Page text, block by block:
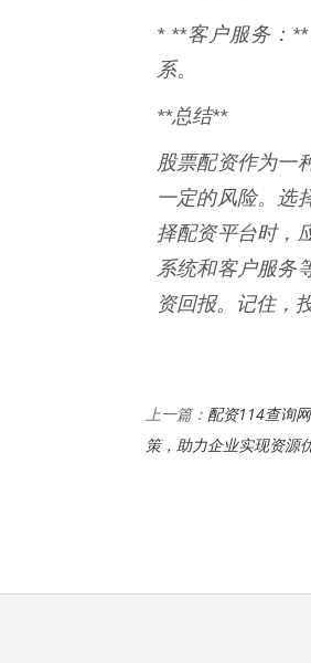
* **客户服务：
系。
**总结**
股票配资作为一
一定的风险。选
择配资平台时，
系统和客户服务
资回报。记住，
上一篇： 配资114查询
策，助力企业实现资源